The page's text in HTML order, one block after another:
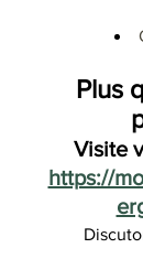
Plus
Visite
https://